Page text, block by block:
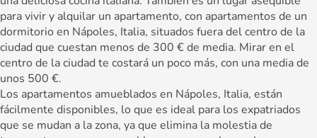
para vivir y alquilar un apartamento, con apartamentos de un
dormitorio en Nápoles, Italia, situados fuera del centro de la
ciudad que cuestan menos de 300 € de media. Mirar en el
centro de la ciudad te costará un poco más, con una media de
unos 500 €.
Los apartamentos amueblados en Nápoles, Italia, están
fácilmente disponibles, lo que es ideal para los expatriados
que se mudan a la zona, ya que elimina la molestia de